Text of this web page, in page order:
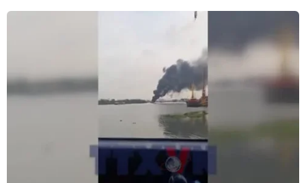
Vắcxin phòng COVID-19 Sputnik V của Nga. (Ảnh: THX/TTXVN)
Hãng tin TASS của Nga ngày 6/2 đưa tin, Bộ Y tế
Cộng hòa Séc đang nghiên cứu các khía cạnh
pháp lý để có thể mua trực tiếp vắcxin ngừa